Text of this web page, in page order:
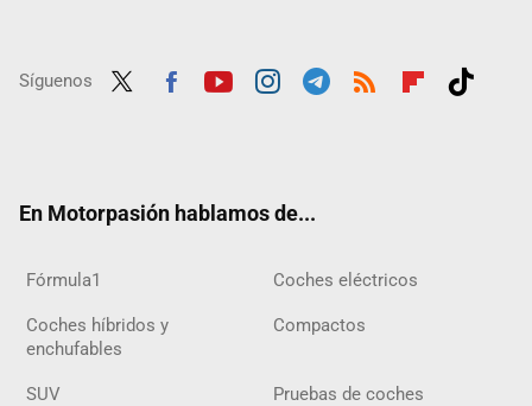
Síguenos
En Motorpasión hablamos de...
Fórmula1 Coches eléctricos
Coches híbridos y
enchufables
Compactos
SUV Pruebas de coches